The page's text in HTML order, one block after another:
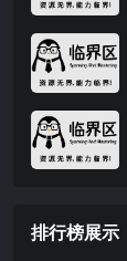
排行榜展示